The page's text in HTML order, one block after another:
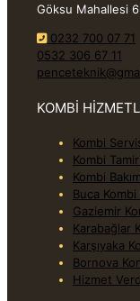
Göksu Mahallesi
0232 700 07 71
0532 306 67 11
KOMBİ
Kombi
Kombi Tamiri
Kombi
Buca
Gaziemir
Karabağlar
Karşıyaka
Bornova
Hizmet